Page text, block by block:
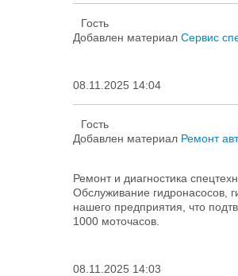
Гость
Добавлен материал Сервис
08.11.2025 14:04
Гость
Добавлен материал Ремонт
Ремонт и диагностика
Обслуживание гидронасосов,
нашего предприятия, что
1000 моточасов.
08.11.2025 14:03